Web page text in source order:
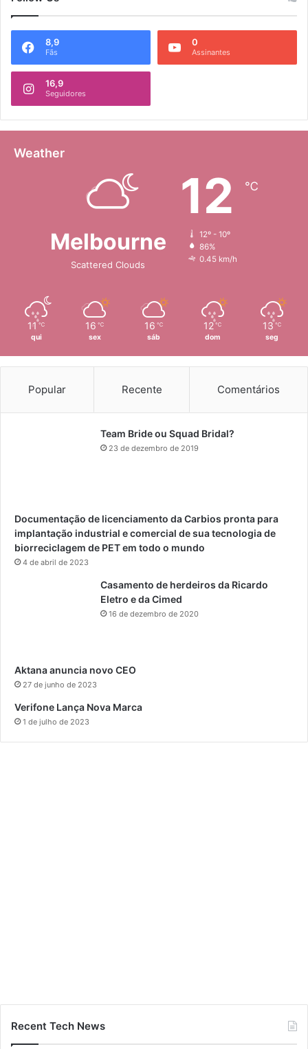
8,9
Fãs
0
Assinantes
16,9
Seguidores
Weather
Melbourne
Scattered Clouds
12 ℃
12º - 10º
86%
0.45 km/h
11 ℃
qui
16 ℃
sex
16 ℃
sáb
12 ℃
dom
13 ℃
seg
Popular Recente Comentários
Team Bride ou Squad Bridal?
23 de dezembro de 2019
Documentação de licenciamento da Carbios pronta para
implantação industrial e comercial de sua tecnologia de
biorreciclagem de PET em todo o mundo
4 de abril de 2023
Casamento de herdeiros da Ricardo
Eletro e da Cimed
16 de dezembro de 2020
Aktana anuncia novo CEO
27 de junho de 2023
Verifone Lança Nova Marca
1 de julho de 2023
Recent Tech News